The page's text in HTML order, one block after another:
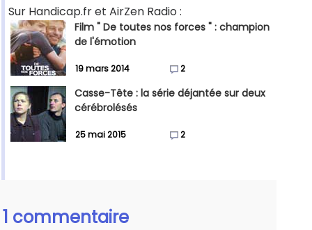
Sur Handicap.fr et AirZen Radio :
Film " De toutes nos forces " : champion
de l'émotion
19 mars 2014 2
Casse-Tête : la série déjantée sur deux
cérébrolésés
25 mai 2015 2
1 commentaire